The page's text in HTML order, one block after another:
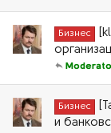
Бизнес
Бизнес
и